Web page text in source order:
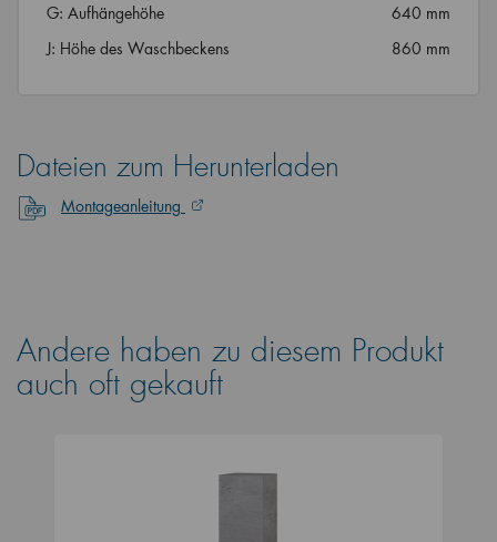
G: Aufhängehöhe
640 mm
J: Höhe des Waschbeckens
860 mm
Dateien zum Herunterladen
Montageanleitung
Andere haben zu diesem Produkt
auch oft gekauft